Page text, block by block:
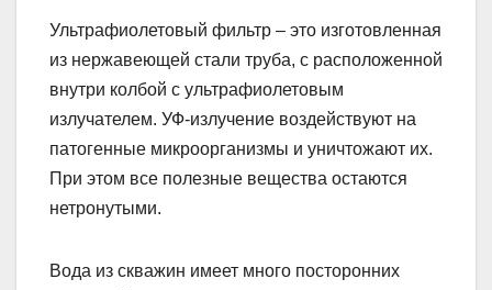
Ультрафиолетовый фильтр – это изготовленная
из нержавеющей стали труба, с расположенной
внутри колбой с ультрафиолетовым
излучателем. УФ-излучение воздействуют на
патогенные микроорганизмы и уничтожают их.
При этом все полезные вещества остаются
нетронутыми.
Вода из скважин имеет много посторонних